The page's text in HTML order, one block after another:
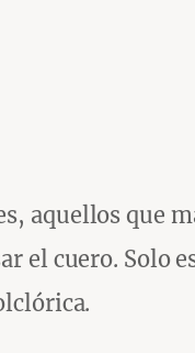
aquellos que
el cuero. Solo